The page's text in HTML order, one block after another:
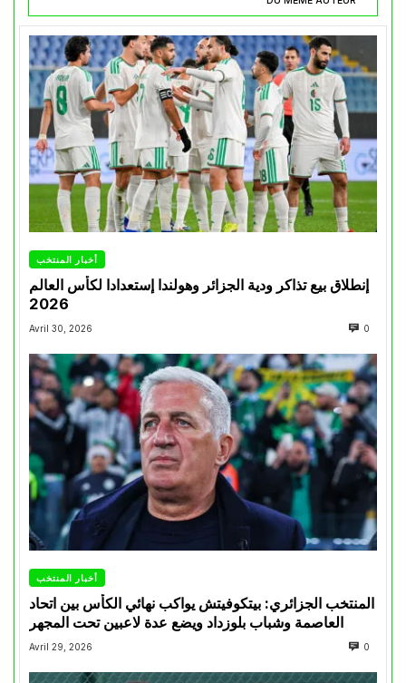
أخبار المنتخب
إنطلاق بيع تذاكر ودية الجزائر وهولندا إستعدادا لكأس العالم
2026
Avril 30, 2026 0
أخبار المنتخب
المنتخب الجزائري: بيتكوفيتش يواكب نهائي الكأس بين اتحاد
العاصمة وشباب بلوزداد ويضع عدة لاعبين تحت المجهر
Avril 29, 2026 0